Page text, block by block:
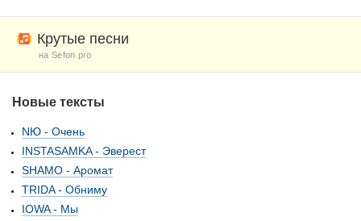
Крутые песни
на Sefon.pro
Новые тексты
NЮ - Очень
INSTASAMKA - Эверест
SHAMO - Аромат
TRIDA - Обниму
IOWA - Мы